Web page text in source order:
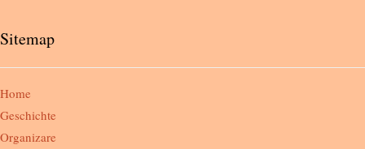
Sitemap
Home
Geschichte
Organizare